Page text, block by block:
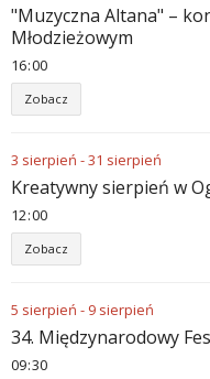
"Muzyczna Altana" –
Młodzieżowym
16 00
Zobacz
3 sierpień -31 sierpień
Kreatywny sierpień w
12 00
Zobacz
5 sierpień - 9 sierpień
34. Międzynarodowy
09 30